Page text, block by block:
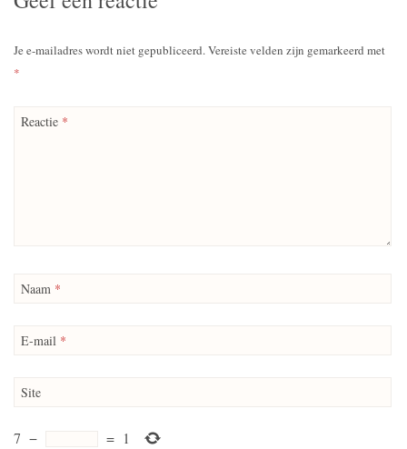
Je e-mailadres wordt niet gepubliceerd.Vereiste velden zijn gemarkeerd met
*
Reactie *
Naam *
E-mail *
Site
7 − = 1